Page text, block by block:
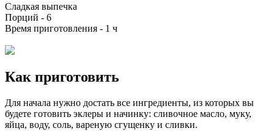
Сладкая выпечка
Порций - 6
Время приготовления - 1 ч
Как приготовить
Для начала нужно достать все ингредиенты, из которых вы
будете готовить эклеры и начинку: сливочное масло, муку,
яйца, воду, соль, вареную сгущенку и сливки.